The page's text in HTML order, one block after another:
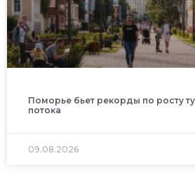
Поморье бьет рекорды по росту
потока
09.08.2026